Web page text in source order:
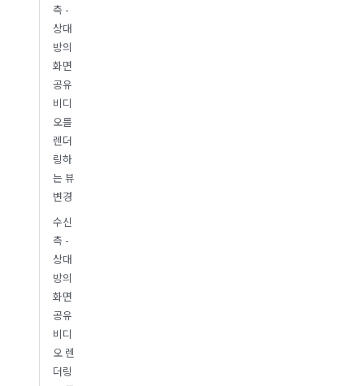
측 -
상대
방의
화면
공유
비디
오를
렌더
링하
는 뷰
변경
수신
측 -
상대
방의
화면
공유
비디
오 렌
더링